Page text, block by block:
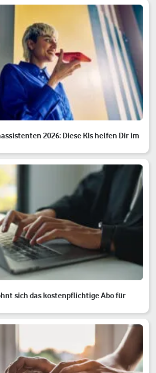
2026: Diese KIs helfen Dir im
sich das kostenpflichtige Abo für